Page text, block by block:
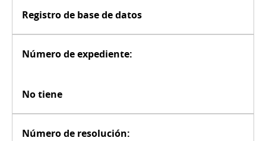
Registro de base de datos
Número de expediente:
No tiene
Número de resolución: